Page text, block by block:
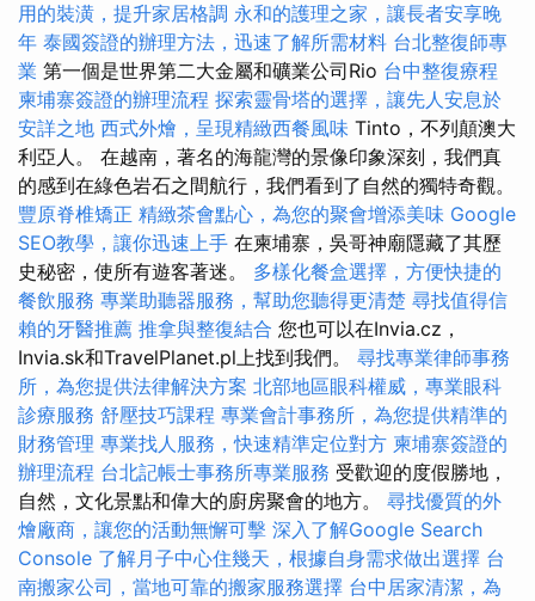
用的裝潢，提升家居格調 永和的護理之家，讓長者安享晚
年 泰國簽證的辦理方法，迅速了解所需材料 台北整復師專
業 第一個是世界第二大金屬和礦業公司Rio 台中整復療程
柬埔寨簽證的辦理流程 探索靈骨塔的選擇，讓先人安息於
安詳之地 西式外燴，呈現精緻西餐風味 Tinto，不列顛澳大
利亞人。 在越南，著名的海龍灣的景像印象深刻，我們真
的感到在綠色岩石之間航行，我們看到了自然的獨特奇觀。
豐原脊椎矯正 精緻茶會點心，為您的聚會增添美味 Google
SEO教學，讓你迅速上手 在柬埔寨，吳哥神廟隱藏了其歷
史秘密，使所有遊客著迷。 多樣化餐盒選擇，方便快捷的
餐飲服務 專業助聽器服務，幫助您聽得更清楚 尋找值得信
賴的牙醫推薦 推拿與整復結合 您也可以在Invia.cz，
Invia.sk和TravelPlanet.pl上找到我們。 尋找專業律師事務
所，為您提供法律解決方案 北部地區眼科權威，專業眼科
診療服務 舒壓技巧課程 專業會計事務所，為您提供精準的
財務管理 專業找人服務，快速精準定位對方 柬埔寨簽證的
辦理流程 台北記帳士事務所專業服務 受歡迎的度假勝地，
自然，文化景點和偉大的廚房聚會的地方。 尋找優質的外
燴廠商，讓您的活動無懈可擊 深入了解Google Search
Console 了解月子中心住幾天，根據自身需求做出選擇 台
南搬家公司，當地可靠的搬家服務選擇 台中居家清潔，為